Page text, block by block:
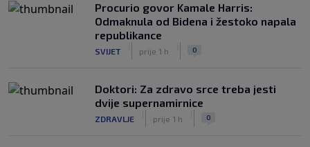
Procurio govor Kamale Harris:
Odmaknula od Bidena i žestoko napala
republikance
SVIJET prije 1 h 0
Doktori: Za zdravo srce treba jesti
dvije supernamirnice
ZDRAVLJE prije 1 h 0